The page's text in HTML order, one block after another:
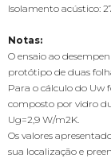
Isolamento acústico:
Notas:
O ensaio ao
protótipo de duas
Para o cálculo do Uw
composto por vidro
Ug=2,9 W/m2K.
Os valores
sua localização e